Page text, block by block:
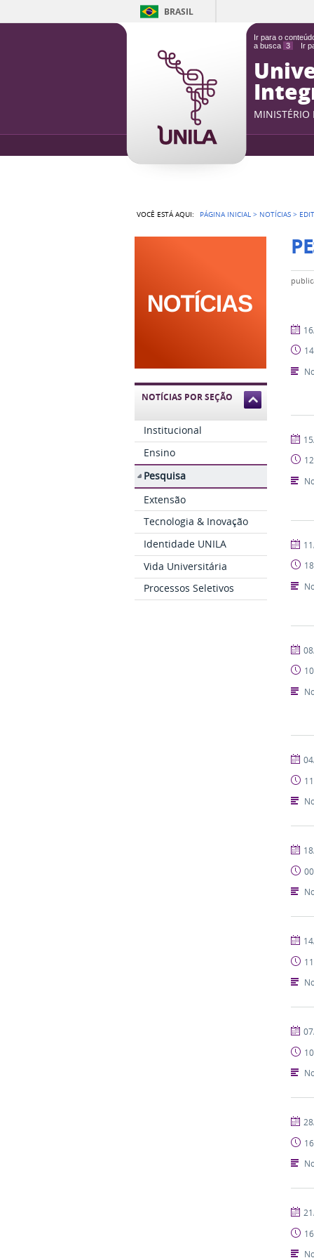
Ir para o
a busca 3 Ir
BRASIL
MINISTÉRIO
VOCÊ ESTÁ AQUI: PÁGINA INICIAL > NOTÍCIAS >
NOTÍCIAS POR SEÇÃO
Institucional
Ensino
Pesquisa
Extensão
Tecnologia & Inovação
Identidade UNILA
Vida Universitária
Processos Seletivos